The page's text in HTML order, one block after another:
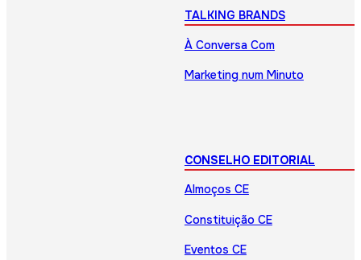
TALKING BRANDS
À Conversa Com
Marketing num Minuto
CONSELHO EDITORIAL
Almoços CE
Constituição CE
Eventos CE